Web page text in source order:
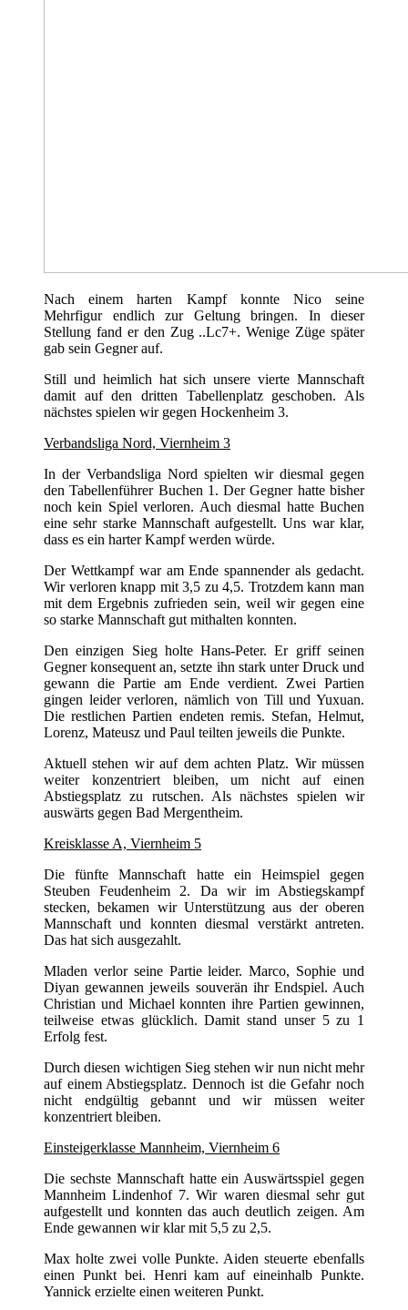
Nach einem harten Kampf konnte Nico seine
Mehrfigur endlich zur Geltung bringen. In dieser
Stellung fand er den Zug ..Lc7+. Wenige Züge später
gab sein Gegner auf.
Still und heimlich hat sich unsere vierte Mannschaft
damit auf den dritten Tabellenplatz geschoben. Als
nächstes spielen wir gegen Hockenheim 3.
Verbandsliga Nord, Viernheim 3
In der Verbandsliga Nord spielten wir diesmal gegen
den Tabellenführer Buchen 1. Der Gegner hatte bisher
noch kein Spiel verloren. Auch diesmal hatte Buchen
eine sehr starke Mannschaft aufgestellt. Uns war klar,
dass es ein harter Kampf werden würde.
Der Wettkampf war am Ende spannender als gedacht.
Wir verloren knapp mit 3,5 zu 4,5. Trotzdem kann man
mit dem Ergebnis zufrieden sein, weil wir gegen eine
so starke Mannschaft gut mithalten konnten.
Den einzigen Sieg holte Hans-Peter. Er griff seinen
Gegner konsequent an, setzte ihn stark unter Druck und
gewann die Partie am Ende verdient. Zwei Partien
gingen leider verloren, nämlich von Till und Yuxuan.
Die restlichen Partien endeten remis. Stefan, Helmut,
Lorenz, Mateusz und Paul teilten jeweils die Punkte.
Aktuell stehen wir auf dem achten Platz. Wir müssen
weiter konzentriert bleiben, um nicht auf einen
Abstiegsplatz zu rutschen. Als nächstes spielen wir
auswärts gegen Bad Mergentheim.
Kreisklasse A, Viernheim 5
Die fünfte Mannschaft hatte ein Heimspiel gegen
Steuben Feudenheim 2. Da wir im Abstiegskampf
stecken, bekamen wir Unterstützung aus der oberen
Mannschaft und konnten diesmal verstärkt antreten.
Das hat sich ausgezahlt.
Mladen verlor seine Partie leider. Marco, Sophie und
Diyan gewannen jeweils souverän ihr Endspiel. Auch
Christian und Michael konnten ihre Partien gewinnen,
teilweise etwas glücklich. Damit stand unser 5 zu 1
Erfolg fest.
Durch diesen wichtigen Sieg stehen wir nun nicht mehr
auf einem Abstiegsplatz. Dennoch ist die Gefahr noch
nicht endgültig gebannt und wir müssen weiter
konzentriert bleiben.
Einsteigerklasse Mannheim, Viernheim 6
Die sechste Mannschaft hatte ein Auswärtsspiel gegen
Mannheim Lindenhof 7. Wir waren diesmal sehr gut
aufgestellt und konnten das auch deutlich zeigen. Am
Ende gewannen wir klar mit 5,5 zu 2,5.
Max holte zwei volle Punkte. Aiden steuerte ebenfalls
einen Punkt bei. Henri kam auf eineinhalb Punkte.
Yannick erzielte einen weiteren Punkt.